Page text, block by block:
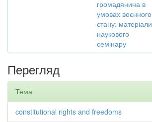
громадянина в
умовах воєнного
стану: матеріали
наукового
семінару
Перегляд
Тема
constitutional rights and freedoms